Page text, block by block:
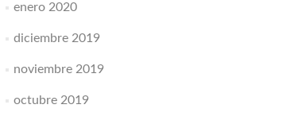
enero 2020
diciembre 2019
noviembre 2019
octubre 2019